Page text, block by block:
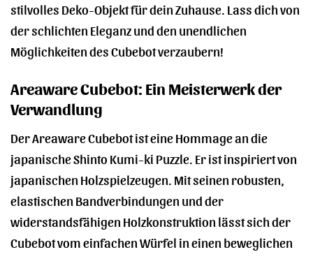
stilvolles Deko-Objekt für dein Zuhause. Lass dich von
der schlichten Eleganz und den unendlichen
Möglichkeiten des Cubebot verzaubern!
Areaware Cubebot: Ein Meisterwerk der
Verwandlung
Der Areaware Cubebot ist eine Hommage an die
japanische Shinto Kumi-ki Puzzle. Er ist inspiriert von
japanischen Holzspielzeugen. Mit seinen robusten,
elastischen Bandverbindungen und der
widerstandsfähigen Holzkonstruktion lässt sich der
Cubebot vom einfachen Würfel in einen beweglichen